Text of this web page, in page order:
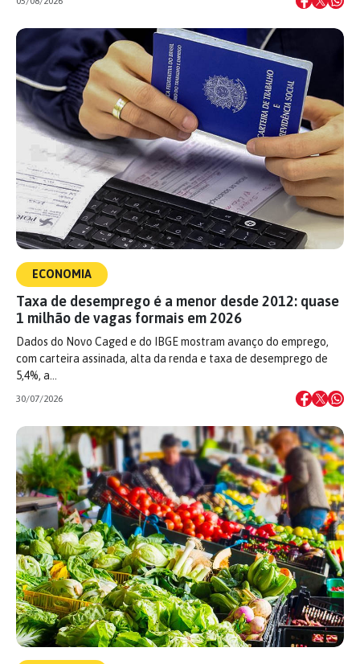
ECONOMIA
Taxa de desemprego é a menor desde 2012: quase
1 milhão de vagas formais em 2026
Dados do Novo Caged e do IBGE mostram avanço do emprego,
com carteira assinada, alta da renda e taxa de desemprego de
5,4%, a…
30/07/2026